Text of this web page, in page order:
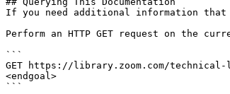
If you need additional information
Perform an HTTP GET request on the
```
GET https://library.zoom.com/
<endgoal>
```